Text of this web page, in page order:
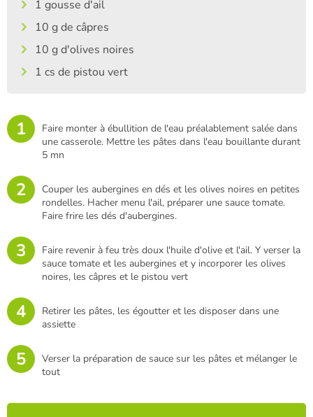
1 gousse d'ail
10 g de câpres
10 g d'olives noires
1 cs de pistou vert
1
Faire monter à ébullition de l'eau préalablement salée dans
une casserole. Mettre les pâtes dans l'eau bouillante durant
5 mn
2
Couper les aubergines en dés et les olives noires en petites
rondelles. Hacher menu l'ail, préparer une sauce tomate.
Faire frire les dés d'aubergines.
3
Faire revenir à feu très doux l'huile d'olive et l'ail. Y verser la
sauce tomate et les aubergines et y incorporer les olives
noires, les câpres et le pistou vert
4
Retirer les pâtes, les égoutter et les disposer dans une
assiette
5
Verser la préparation de sauce sur les pâtes et mélanger le
tout